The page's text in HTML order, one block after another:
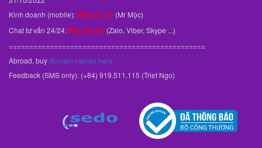
Kinh doanh (mobile): 0832.111.111 (Mr Mộc)
Chat tư vấn 24/24: 0832.111.111 (Zalo, Viber, Skype ...)
================================================
Abroad, buydomain names here
Feedback (SMS only): (+84) 919.511.115 (Triet Ngo)